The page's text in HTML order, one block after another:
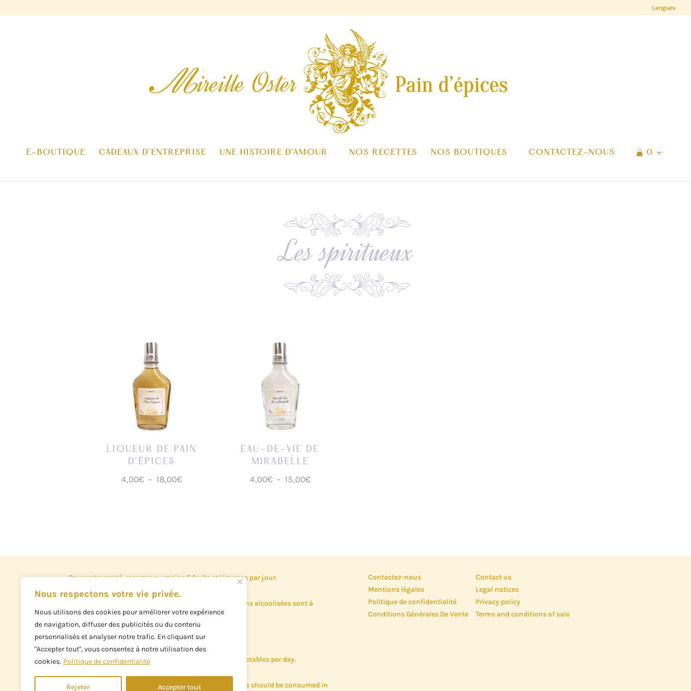
Nous respectons votre vie privée.
Nous utilisons des cookies pour améliorer votre expérience
de navigation, diffuser des publicités ou du contenu
personnalisés et analyser notre trafic. En cliquant sur
"Accepter tout", vous consentez à notre utilisation des
cookies. Politique de confidentialité
Rejeter Accepter tout
Langues
E-BOUTIQUE CADEAUX D’ENTREPRISE UNE HISTOIRE D’AMOUR NOS RECETTES NOS BOUTIQUES CONTACTEZ-NOUS 0
LIQUEUR DE PAIN
D’ÉPICES
4,00€ – 18,00€Plage
EAU-DE-VIE DE
MIRABELLE
4,00€ – 15,00€Plage
Pour votre santé, mangez au moins 5 fruits et légumes par jour.
www.mangerbouger.fr
L'abus d'alcool est dangereux pour la santé, les boissons alcoolisées sont à
consommer avec modération.
For good health, eat at least 5 servings of fruit and vegetables per day.
Alcohol abuse is dangerous for health, alcoholic drinks should be consumed in
Contactez-nous
Mentions légales
Politique de confidentialité
Conditions Générales De Vente
Contact us
Legal notices
Privacy policy
Terms and conditions of sale